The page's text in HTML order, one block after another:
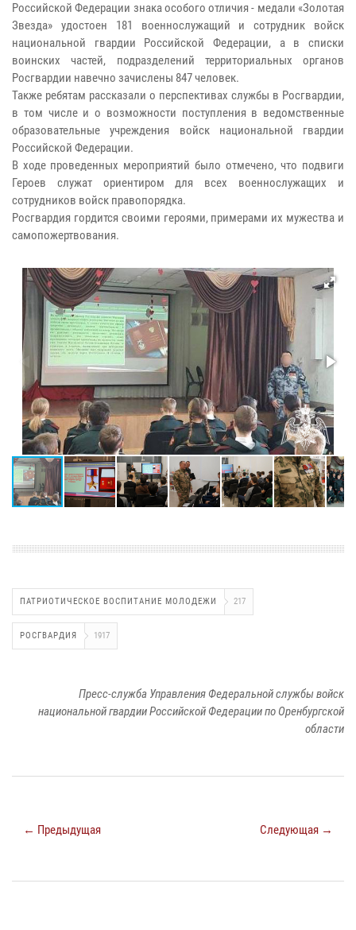
Российской Федерации знака особого отличия - медали «Золотая
Звезда» удостоен 181 военнослужащий и сотрудник войск
национальной гвардии Российской Федерации, а в списки
воинских частей, подразделений территориальных органов
Росгвардии навечно зачислены 847 человек.
Также ребятам рассказали о перспективах службы в Росгвардии,
в том числе и о возможности поступления в ведомственные
образовательные учреждения войск национальной гвардии
Российской Федерации.
В ходе проведенных мероприятий было отмечено, что подвиги
Героев служат ориентиром для всех военнослужащих и
сотрудников войск правопорядка.
Росгвардия гордится своими героями, примерами их мужества и
самопожертвования.
ПАТРИОТИЧЕСКОЕ ВОСПИТАНИЕ МОЛОДЕЖИ 217
РОСГВАРДИЯ 1917
Пресс-служба Управления Федеральной службы войск
национальной гвардии Российской Федерации по Оренбургской
области
← Предыдущая Следующая →